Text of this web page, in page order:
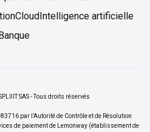
CloudIntelligence artificielle
SAS - Tous droits réservés
par l’Autorité de Contrôle et de Résolution
de paiement de Lemonway (établissement de